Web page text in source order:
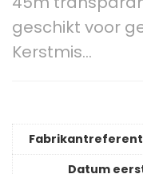
geschikt voor
Kerstmis…
Datum